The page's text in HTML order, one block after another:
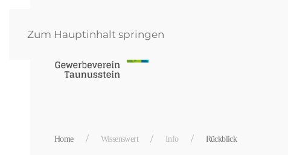
Zum Hauptinhalt springen
Home Wissenswert Info Rückblick